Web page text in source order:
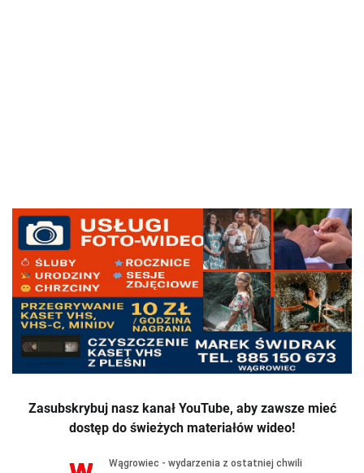
Zasubskrybuj nasz kanał YouTube, aby zawsze mieć
dostęp do świeżych materiałów wideo!